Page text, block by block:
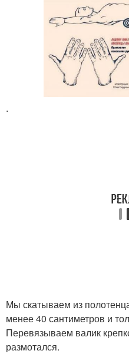
.
Мы скатываем из
менее 40 сантиметров и
Перевязываем валик
размотался.